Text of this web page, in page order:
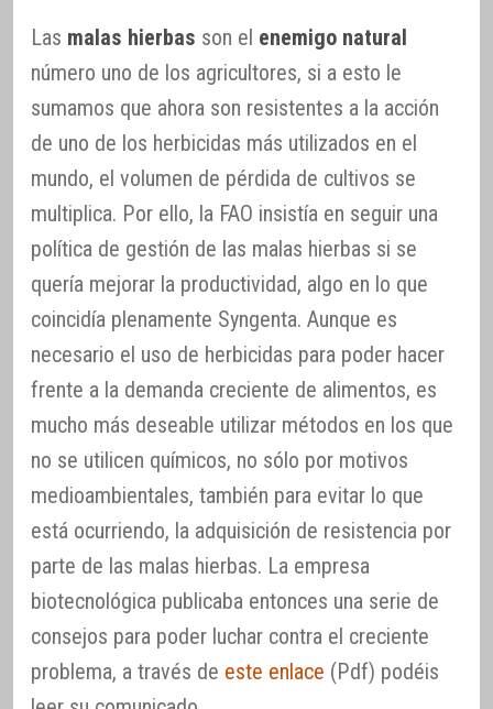
Las malas hierbas son el enemigo natural
número uno de los agricultores, si a esto le
sumamos que ahora son resistentes a la acción
de uno de los herbicidas más utilizados en el
mundo, el volumen de pérdida de cultivos se
multiplica. Por ello, la FAO insistía en seguir una
política de gestión de las malas hierbas si se
quería mejorar la productividad, algo en lo que
coincidía plenamente Syngenta. Aunque es
necesario el uso de herbicidas para poder hacer
frente a la demanda creciente de alimentos, es
mucho más deseable utilizar métodos en los que
no se utilicen químicos, no sólo por motivos
medioambientales, también para evitar lo que
está ocurriendo, la adquisición de resistencia por
parte de las malas hierbas. La empresa
biotecnológica publicaba entonces una serie de
consejos para poder luchar contra el creciente
problema, a través de este enlace (Pdf) podéis